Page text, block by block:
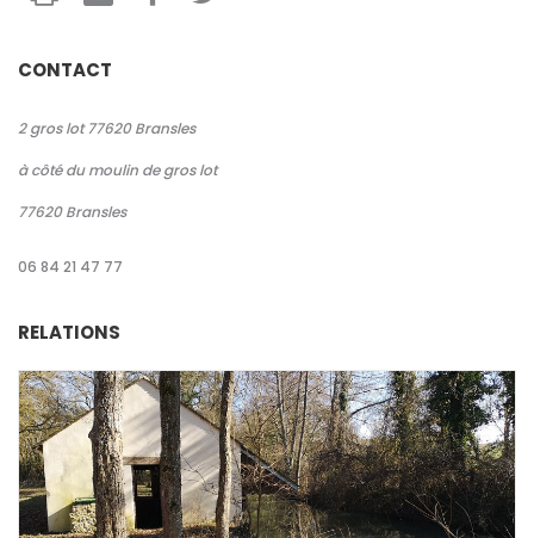
Search
CONTACT
2 gros lot 77620 Bransles
à côté du moulin de gros lot
77620 Bransles
06 84 21 47 77
RELATIONS